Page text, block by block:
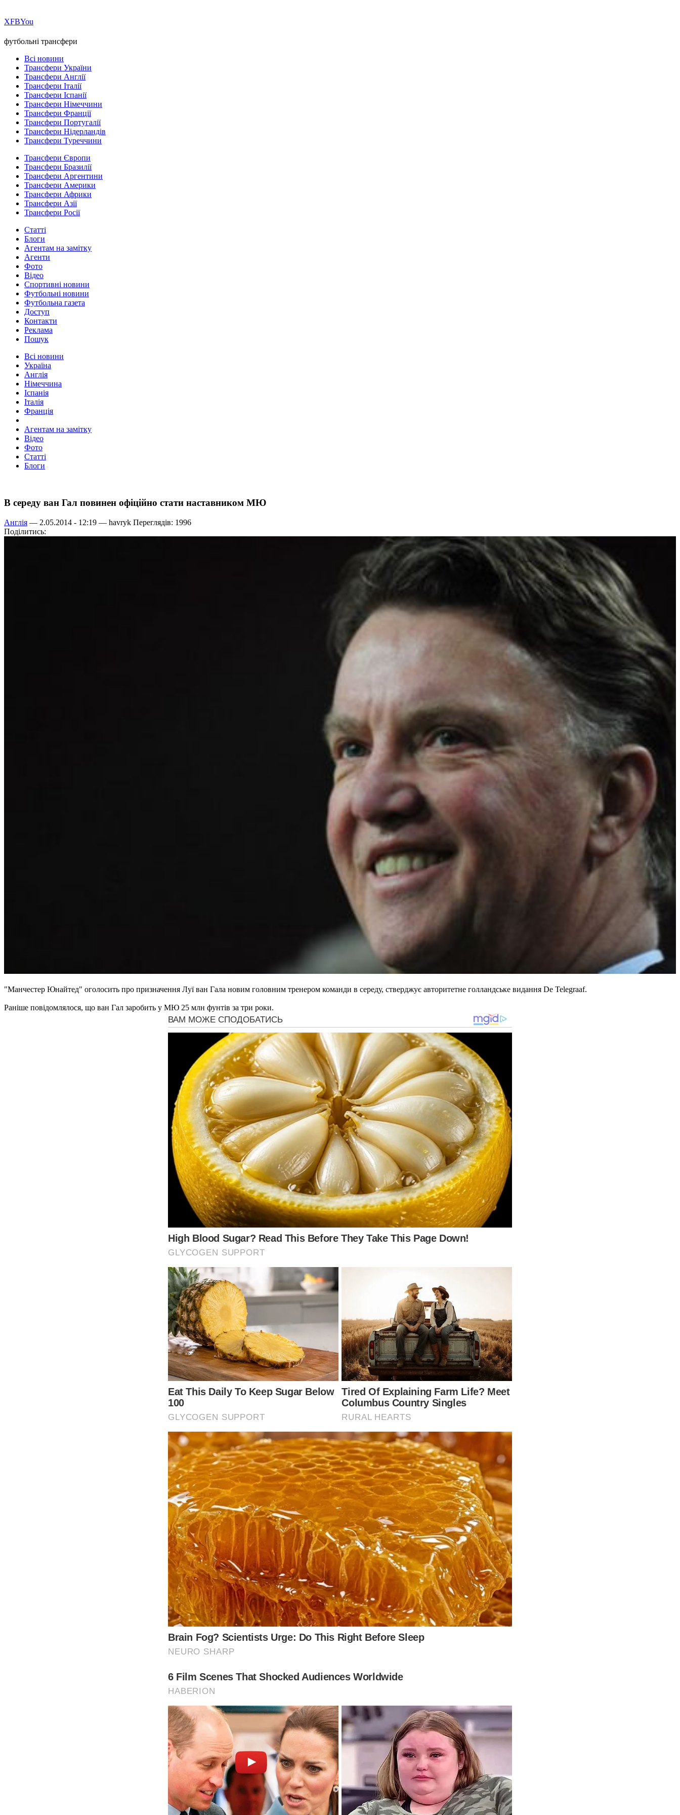
ХFBYou
футбольні трансфери
Всі новини
Трансфери України
Трансфери Англії
Трансфери Італії
Трансфери Іспанії
Трансфери Німеччини
Трансфери Франції
Трансфери Португалії
Трансфери Нідерландів
Трансфери Туреччини
Трансфери Європи
Трансфери Бразилії
Трансфери Аргентини
Трансфери Америки
Трансфери Африки
Трансфери Азії
Трансфери Росії
Статті
Блоги
Агентам на замітку
Агенти
Фото
Відео
Спортивні новини
Футбольні новини
Футбольна газета
Доступ
Контакти
Реклама
Пошук
Всі новини
Україна
Англія
Німеччина
Іспанія
Італія
Франція
Агентам на замітку
Відео
Фото
Статті
Блоги
В середу ван Гал повинен офіційно стати наставником МЮ
Англія — 2.05.2014 - 12:19 — havryk Переглядів: 1996
Поділитись:
"Манчестер Юнайтед" оголосить про призначення Луї ван Гала новим головним тренером команди в середу, стверджує авторитетне голландське видання De Telegraaf.
Раніше повідомлялося, що ван Гал заробить у МЮ 25 млн фунтів за три роки.